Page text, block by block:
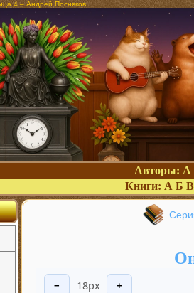
4 – Андрей Посняков
Авторы: А
Книги: А Б В
− 18px +